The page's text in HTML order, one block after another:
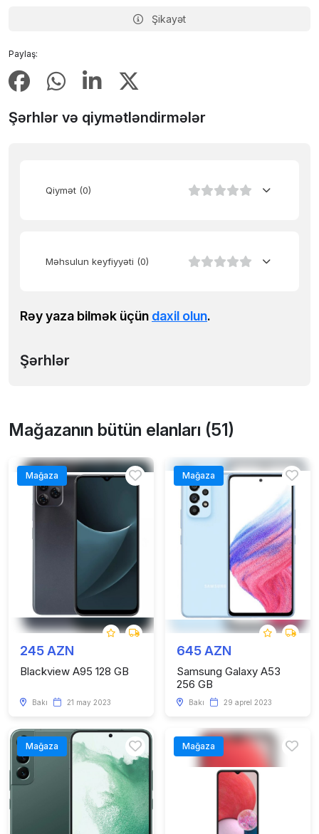
Paylaş:
Şikayət
Şərhlər və qiymətləndirmələr
Qiymət (0)
Məhsulun keyfiyyəti (0)
Rəy yaza bilmək üçün daxil olun.
Şərhlər
Mağazanın bütün elanları (51)
Mağaza
245 AZN
Blackview A95 128 GB
Bakı 21 may 2023
Mağaza
645 AZN
Samsung Galaxy A53
256 GB
Bakı 29 aprel 2023
Mağaza Mağaza